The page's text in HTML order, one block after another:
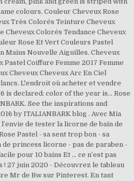
colours. Couleur Cheveux Rose
Très Colorés Teinture Cheveux
Cheveux Colorés Tendance Cheveux
Rose Et Vert Couleurs Pastel
Mains Nouvelle Aiguilles. Cheveux
Pastel Coiffure Femme 2017 Femme
Cheveux Cheveux Arc En Ciel
L'endroit où acheter et vendre
is declared: color of the year is... Rose
See the inspirations and
by ITALIANBARK blog . Avec Mia
de tester la licorne de bain de
Pastel - sa sent trop bon - sa
de princess licorne - pas de paraben -
pour 10 bains Et ... ce n’est pas
27 juin 2020 - Découvrez le tableau
Mr de Bw sur Pinterest. En tant